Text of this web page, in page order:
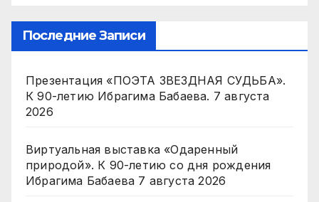
Последние Записи
Презентация «ПОЭТА ЗВЕЗДНАЯ СУДЬБА».
К 90-летию Ибрагима Бабаева. 7 августа
2026
Виртуальная выставка «Одаренный
природой». К 90-летию со дня рождения
Ибрагима Бабаева 7 августа 2026